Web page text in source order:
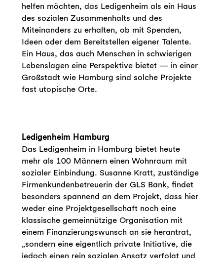
helfen möchten, das Ledigenheim als ein Haus
des sozialen Zusammenhalts und des
Miteinanders zu erhalten, ob mit Spenden,
Ideen oder dem Bereitstellen eigener Talente.
Ein Haus, das auch Menschen in schwierigen
Lebenslagen eine Perspektive bietet — in einer
Großstadt wie Hamburg sind solche Projekte
fast utopische Orte.
Ledigenheim Hamburg
Das Ledigenheim in Hamburg bietet heute
mehr als 100 Männern einen Wohnraum mit
sozialer Einbindung. Susanne Kratt, zuständige
Firmenkundenbetreuerin der GLS Bank, findet
besonders spannend an dem Projekt, dass hier
weder eine Projektgesellschaft noch eine
klassische gemeinnützige Organisation mit
einem Finanzierungswunsch an sie herantrat,
„sondern eine eigentlich private Initiative, die
jedoch einen rein sozialen Ansatz verfolgt und